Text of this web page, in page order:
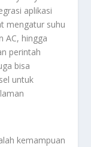
aplikasi
mengatur suhu
AC, hingga
perintah
bisa
untuk
kemampuan